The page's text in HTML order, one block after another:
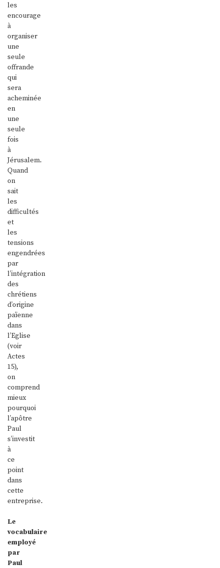
les
encourage
à
organiser
une
seule
offrande
qui
sera
acheminée
en
une
seule
fois
à
Jérusalem.
Quand
on
sait
les
difficultés
et
les
tensions
engendrées
par
l’intégration
des
chrétiens
d’origine
païenne
dans
l’Eglise
(voir
Actes
15),
on
comprend
mieux
pourquoi
l’apôtre
Paul
s’investit
à
ce
point
dans
cette
entreprise.
Le
vocabulaire
employé
par
Paul